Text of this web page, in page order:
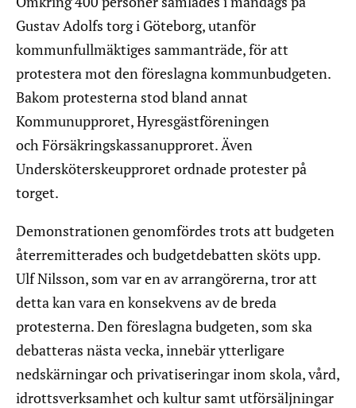
Gustav Adolfs torg i Göteborg, utanför
kommunfullmäktiges sammanträde, för att
protestera mot den föreslagna kommunbudgeten.
Bakom protesterna stod bland annat
Kommunupproret, Hyresgästföreningen
och Försäkringskassanupproret. Även
Undersköterskeupproret ordnade protester på
torget.
Demonstrationen genomfördes trots att budgeten
återremitterades och budgetdebatten sköts upp.
Ulf Nilsson, som var en av arrangörerna, tror att
detta kan vara en konsekvens av de breda
protesterna. Den föreslagna budgeten, som ska
debatteras nästa vecka, innebär ytterligare
nedskärningar och privatiseringar inom skola, vård,
idrottsverksamhet och kultur samt utförsäljningar